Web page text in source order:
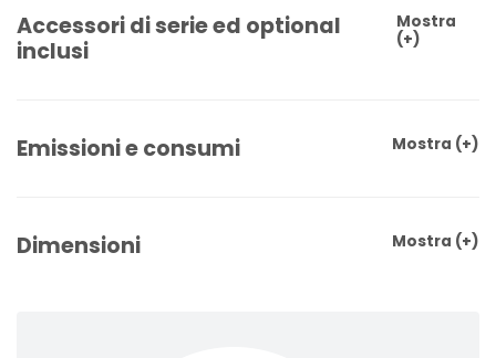
Accessori di serie ed optional
inclusi
Mostra
(+)
Emissioni e consumi Mostra (+)
Dimensioni Mostra (+)